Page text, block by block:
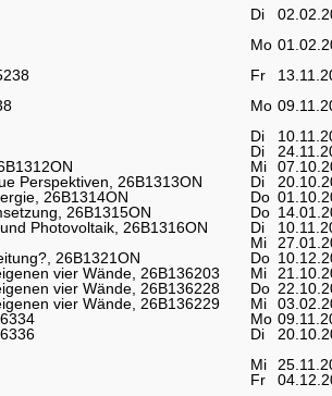
Di
Mo
Fr
Mo
Di
Di
Mi
Perspektiven, 26B1313ON Di
26B1314ON
Do
26B1315ON Do
Photovoltaik, 26B1316ON
Di
Mi
26B1321ON Do
vier Wände, 26B136203
Mi
vier Wände, 26B136228
Do
vier Wände, 26B136229
Mi
Mo
Di
Mi
Fr